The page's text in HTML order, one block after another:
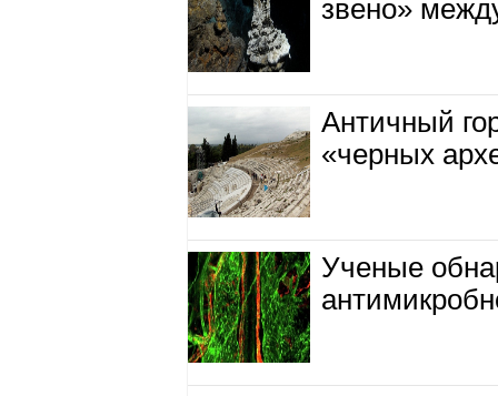
звено»
Античный
«черных
Ученые